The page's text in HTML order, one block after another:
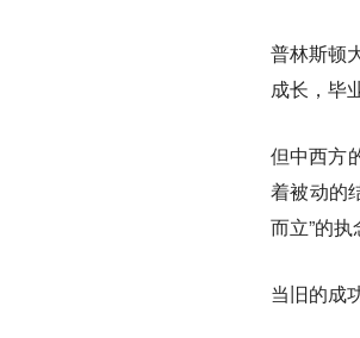
普林斯顿
成长，毕
但中西方
着被动的
而立”的执
当旧的成